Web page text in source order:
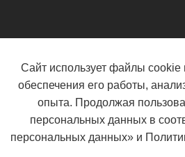
Сайт использует файлы cookie
обеспечения его работы,
опыта. Продолжая
персональных данных в
персональных данных» и